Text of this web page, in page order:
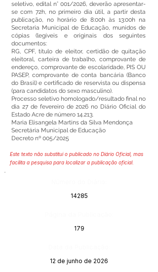
seletivo, edital n° 001/2026, deverão apresentar-
se com 72h, no primeiro dia útil, a partir desta
publicação, no horário de 8:00h às 13:00h na
Secretaria Municipal de Educação, munidos de
cópias (legíveis e originais dos seguintes
documentos:
RG, CPF, título de eleitor, certidão de quitação
eleitoral, carteira de trabalho, comprovante de
endereço, comprovante de escolaridade, PIS OU
PASEP, comprovante de conta bancária (Banco
do Brasil) e certificado de reservista ou dispensa
(para candidatos do sexo masculino).
Processo seletivo homologado/resultado final no
dia 27 de fevereiro de 2026 no Diário Oficial do
Estado Acre de número 14.213.
Maria Elisangela Martins da Silva Mendonça
Secretária Municipal de Educação
Decreto nº 005/2025
Este texto não substitui o publicado no Diário Oficial, mas
facilita a pesquisa para localizar a publicação oficial.
14285
179
12 de junho de 2026